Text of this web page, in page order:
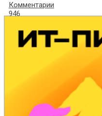
Комментарии
946